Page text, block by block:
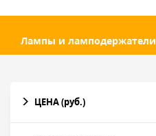
Лампы и ламподержатели
ЦЕНА(руб.)